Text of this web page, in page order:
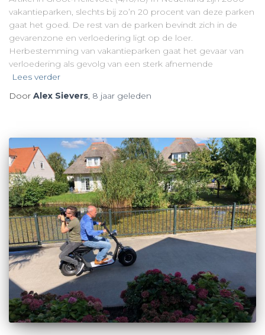
vakantieparken, slechts bij zo’n 20 procent van deze parken
gaat het goed. De rest van de parken bevindt zich in de
gevarenzone en verloedering ligt op de loer.
Herbestemming van vakantieparken gaat het gevaar van
verloedering als gevolg van een sterk afnemende
Lees verder
Door Alex Sievers, 8 jaar geleden